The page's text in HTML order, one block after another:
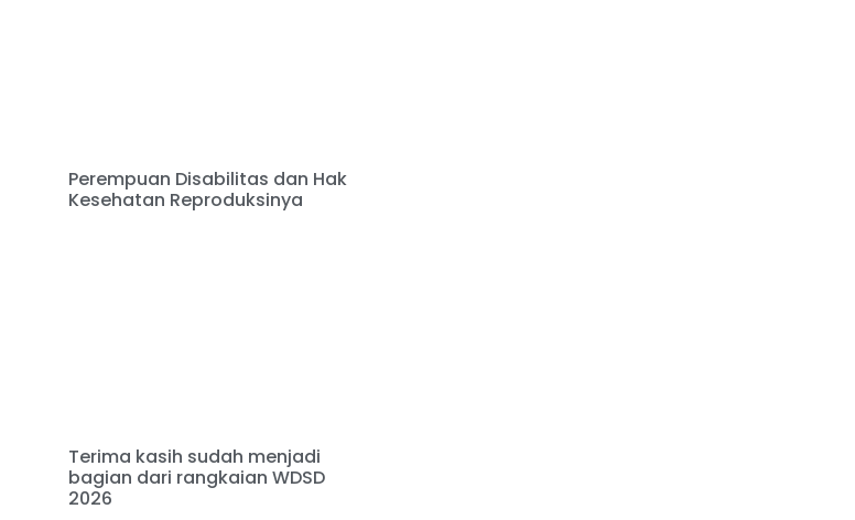
Perempuan Disabilitas dan Hak
Kesehatan Reproduksinya
Terima kasih sudah menjadi
bagian dari rangkaian WDSD
2026